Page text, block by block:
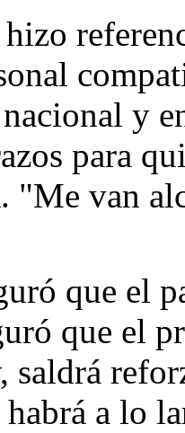
y
para
"Me van
que el
que el
saldrá
a lo